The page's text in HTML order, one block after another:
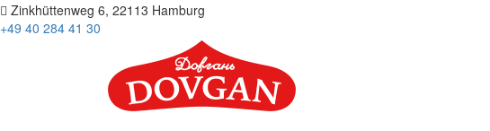
Zinkhüttenweg 6, 22113 Hamburg
+49 40 284 41 30